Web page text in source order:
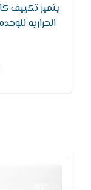
يتميز تكييف
الحراريه
نحاس عاليه
زعانف ألمونيوم